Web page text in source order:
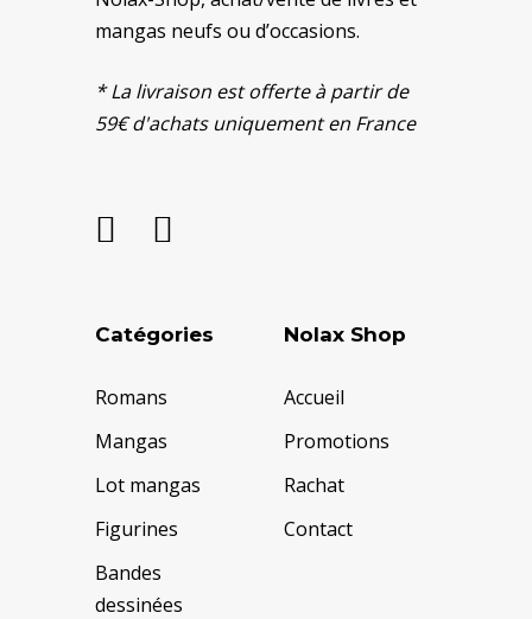
mangas neufs ou d’occasions.
* La livraison est offerte à partir de
59€ d'achats uniquement en France
Catégories
Romans
Mangas
Lot mangas
Figurines
Bandes
dessinées
Nolax Shop
Accueil
Promotions
Rachat
Contact